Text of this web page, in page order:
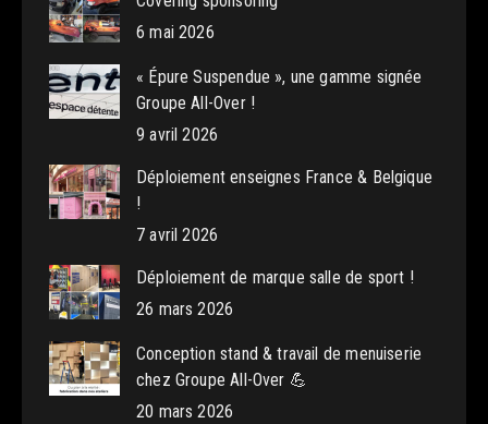
6 mai 2026
« Épure Suspendue », une gamme signée
Groupe All-Over !
9 avril 2026
Déploiement enseignes France & Belgique
!
7 avril 2026
Déploiement de marque salle de sport !
26 mars 2026
Conception stand & travail de menuiserie
chez Groupe All-Over 💪
20 mars 2026